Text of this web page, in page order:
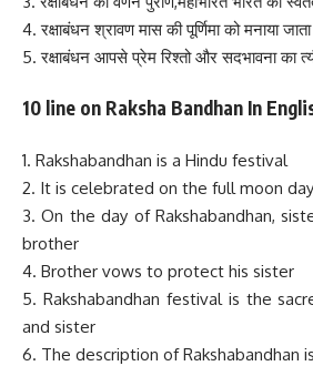
4. रक्षाबंधन श्रावण मास की पूर्णिमा को मनाया
5. रक्षाबंधन आपसे प्रेम रिश्तो और सदभावना का
10 line on Raksha Bandhan In
1. Rakshabandhan is a Hindu festival
2. It is celebrated on the full moon
3. On the day of Rakshabandhan,
brother
4. Brother vows to protect his sister
5. Rakshabandhan festival is the
and sister
6. The description of Rakshabandhan